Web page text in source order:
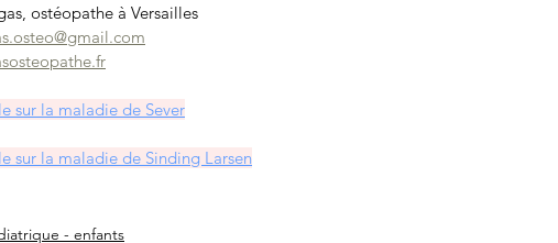
ostéopathe à Versailles
sur la maladie de Sever
sur la maladie de Sinding Larsen
- enfants